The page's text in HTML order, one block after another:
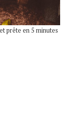
prête en 5 minutes